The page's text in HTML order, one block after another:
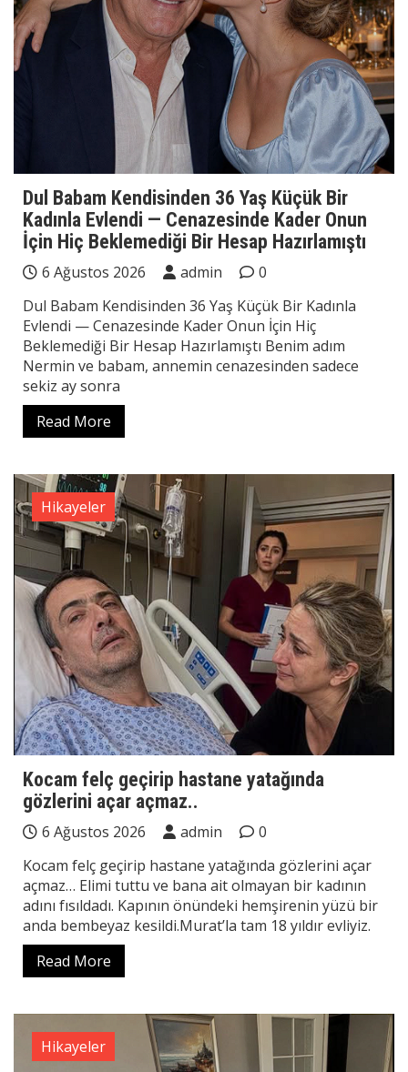
Dul Babam Kendisinden 36 Yaş Küçük Bir
Kadınla Evlendi — Cenazesinde Kader Onun
İçin Hiç Beklemediği Bir Hesap Hazırlamıştı
6 Ağustos 2026 admin
0
Dul Babam Kendisinden 36 Yaş Küçük Bir Kadınla
Evlendi — Cenazesinde Kader Onun İçin Hiç
Beklemediği Bir Hesap Hazırlamıştı Benim adım
Nermin ve babam, annemin cenazesinden sadece
sekiz ay sonra
Read More
Hikayeler
Kocam felç geçirip hastane yatağında
gözlerini açar açmaz..
6 Ağustos 2026 admin
0
Kocam felç geçirip hastane yatağında gözlerini açar
açmaz… Elimi tuttu ve bana ait olmayan bir kadının
adını fısıldadı. Kapının önündeki hemşirenin yüzü bir
anda bembeyaz kesildi.Murat’la tam 18 yıldır evliyiz.
Read More
Hikayeler